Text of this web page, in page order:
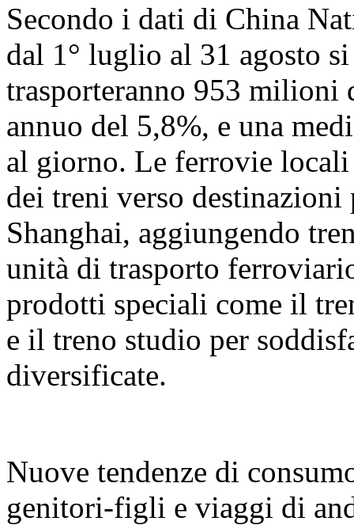
Secondo i dati di China
dal 1° luglio al 31 agosto
trasporteranno 953 milioni
annuo del 5,8%, e una
al giorno. Le ferrovie locali
dei treni verso
Shanghai, aggiungendo
unità di trasporto
prodotti speciali come il
e il treno studio per
diversificate.
Nuove tendenze di
genitori-figli e viaggi di